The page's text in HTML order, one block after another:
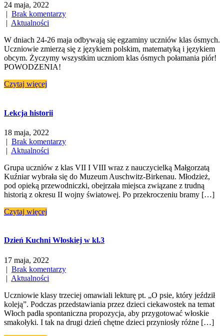
24 maja, 2022
Brak komentarzy
Aktualności
W dniach 24-26 maja odbywają się egzaminy uczniów klas ósmych.
Uczniowie zmierzą się z językiem polskim, matematyką i językiem
obcym. Życzymy wszystkim uczniom klas ósmych połamania piór!
POWODZENIA!
Czytaj więcej
Lekcja historii
18 maja, 2022
| Brak komentarzy
| Aktualności
Grupa uczniów z klas VII I VIII wraz z nauczycielką Małgorzatą
Kuźniar wybrała się do Muzeum Auschwitz-Birkenau. Młodzież,
pod opieką przewodniczki, obejrzała miejsca związane z trudną
historią z okresu II wojny światowej. Po przekroczeniu bramy […]
Czytaj więcej
Dzień Kuchni Włoskiej w kl.3
17 maja, 2022
| Brak komentarzy
| Aktualności
Uczniowie klasy trzeciej omawiali lekturę pt. „O psie, który jeździł
koleją”. Podczas przedstawiania przez dzieci ciekawostek na temat
Włoch padła spontaniczna propozycja, aby przygotować włoskie
smakołyki. I tak na drugi dzień chętne dzieci przyniosły różne […]